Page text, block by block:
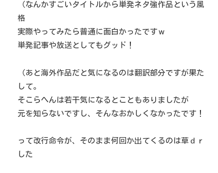
（なんかすごいタイトルから単発ネタ強作品という風
格
実際やってみたら普通に面白かったですｗ
単発記事や放送としてもグッド！
（あと海外作品だと気になるのは翻訳部分ですが果た
して。
そこらへんは若干気になるとこともありましたが
元を知らないですし、そんなおかしくなかったです！
って改行命令が、そのまま何回か出てくるのは草ｄｒ
した